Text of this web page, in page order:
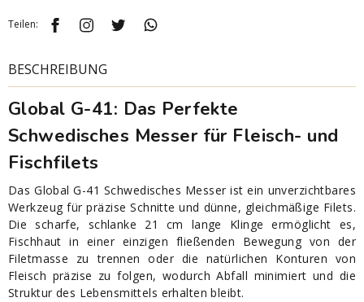
Teilen:
BESCHREIBUNG
Global G-41: Das Perfekte
Schwedisches Messer für Fleisch- und
Fischfilets
Das Global G-41 Schwedisches Messer ist ein unverzichtbares
Werkzeug für präzise Schnitte und dünne, gleichmäßige Filets.
Die scharfe, schlanke 21 cm lange Klinge ermöglicht es,
Fischhaut in einer einzigen fließenden Bewegung von der
Filetmasse zu trennen oder die natürlichen Konturen von
Fleisch präzise zu folgen, wodurch Abfall minimiert und die
Struktur des Lebensmittels erhalten bleibt.